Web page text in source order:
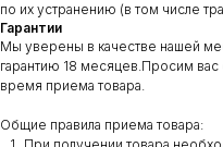
по их устранению (в том числе
Гарантии
Мы уверены в качестве нашей
гарантию 18 месяцев.Просим
время приема товара.
Общие правила приема товара: